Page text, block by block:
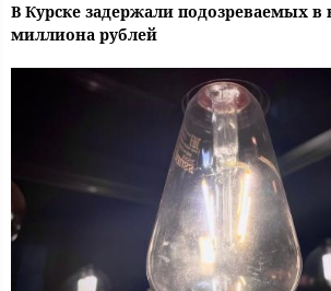
В Курске задержали подозреваемых в
миллиона рублей